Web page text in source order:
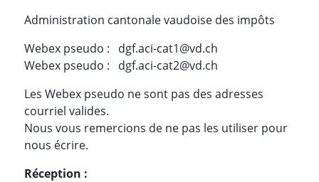
Administration cantonale vaudoise des impôts
Webex pseudo : dgf.aci-cat1@vd.ch
Webex pseudo : dgf.aci-cat2@vd.ch
Les Webex pseudo ne sont pas des adresses
courriel valides.
Nous vous remercions de ne pas les utiliser pour
nous écrire.
Réception :